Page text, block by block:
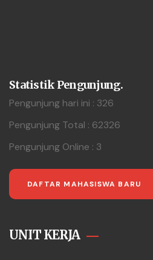
Statistik Pengunjung.
Pengunjung hari ini : 326
Pengunjung Total : 62326
Pengunjung Online : 3
DAFTAR MAHASISWA BARU
UNIT KERJA